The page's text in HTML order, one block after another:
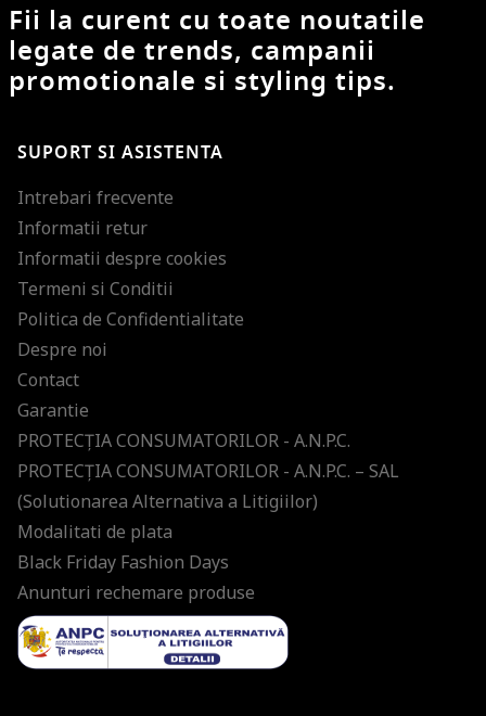
Fii la curent cu toate noutatile
legate de trends, campanii
promotionale si styling tips.
SUPORT SI ASISTENTA
Intrebari frecvente
Informatii retur
Informatii despre cookies
Termeni si Conditii
Politica de Confidentialitate
Despre noi
Contact
Garantie
PROTECŢIA CONSUMATORILOR - A.N.P.C.
PROTECŢIA CONSUMATORILOR - A.N.P.C. – SAL
(Solutionarea Alternativa a Litigiilor)
Modalitati de plata
Black Friday Fashion Days
Anunturi rechemare produse